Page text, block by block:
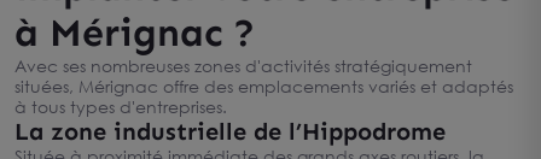
à Mérignac ?
Avec ses nombreuses zones d'activités stratégiquement
situées, Mérignac offre des emplacements variés et adaptés
à tous types d'entreprises.
La zone industrielle de l’Hippodrome